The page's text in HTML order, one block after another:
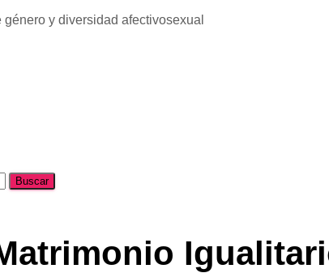
y diversidad afectivosexual